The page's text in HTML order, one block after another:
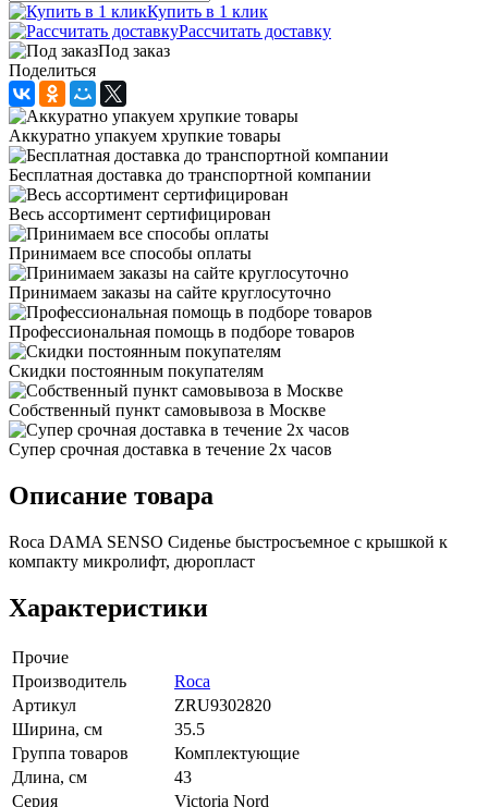
Купить в 1 клик
Рассчитать доставку
Под заказ
Поделиться
Аккуратно упакуем хрупкие товары
Бесплатная доставка до транспортной компании
Весь ассортимент сертифицирован
Принимаем все способы оплаты
Принимаем заказы на сайте круглосуточно
Профессиональная помощь в подборе товаров
Скидки постоянным покупателям
Собственный пункт самовывоза в Москве
Супер срочная доставка в течение 2х часов
Описание товара
Roca DAMA SENSO Сиденье быстросъемное с крышкой к
компакту микролифт, дюропласт
Характеристики
Прочие
Производитель
Roca
Артикул
ZRU9302820
Ширина, см
35.5
Группа товаров
Комплектующие
Длина, см
43
Серия
Victoria Nord